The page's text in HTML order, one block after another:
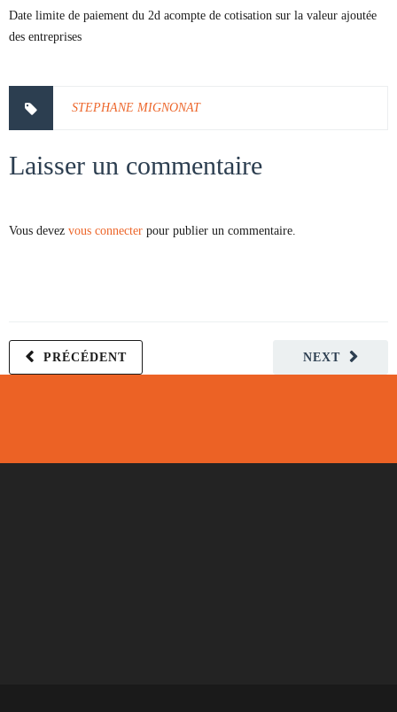
Date limite de paiement du 2d acompte de cotisation sur la valeur ajoutée
des entreprises
STEPHANE MIGNONAT
Laisser un commentaire
Vous devez vous connecter pour publier un commentaire.
NEXT
PRÉCÉDENT